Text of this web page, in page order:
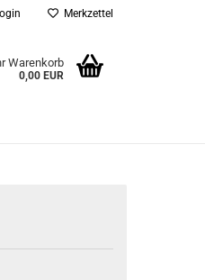
Merkzettel
Warenkorb
0,00 EUR